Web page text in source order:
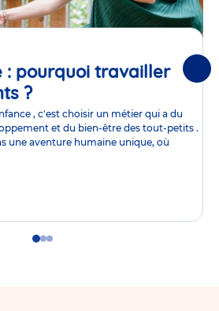
: pourquoi travailler
?Article
, c'est choisir un métier qui a du
et du bien-être des tout-petits .
une aventure humaine unique, où
GoGoGo